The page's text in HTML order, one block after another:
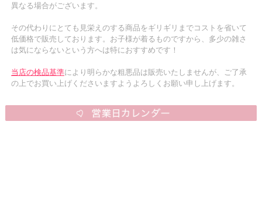
異なる場合がございます。
その代わりにとても見栄えのする商品をギリギリまでコストを省いて
低価格で販売しております。お子様が着るものですから、多少の雑さ
は気にならないという方へは特におすすめです！
当店の検品基準により明らかな粗悪品は販売いたしませんが、ご了承
の上でお買い上げくださいますようよろしくお願い申し上げます。